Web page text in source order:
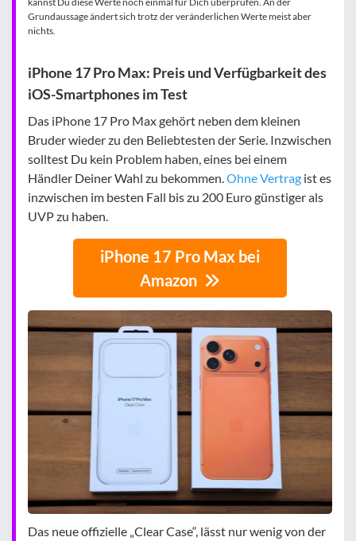
Grundaussage ändert sich trotz der veränderlichen Werte meist aber
nichts.
iPhone 17 Pro Max: Preis und Verfügbarkeit des
iOS-Smartphones im Test
Das iPhone 17 Pro Max gehört neben dem kleinen
Bruder wieder zu den Beliebtesten der Serie. Inzwischen
solltest Du kein Problem haben, eines bei einem
Händler Deiner Wahl zu bekommen.Ohne Vertrag ist es
inzwischen im besten Fall bis zu 200 Euro günstiger als
UVP zu haben.
iPhone 17 Pro Max bei
Amazon
Das neue offizielle „Clear Case“, lässt nur wenig von der